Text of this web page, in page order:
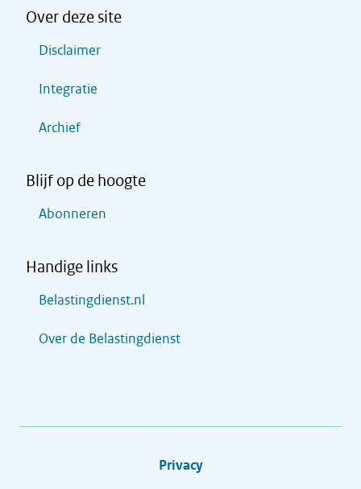
Over deze site
Disclaimer
Integratie
Archief
Blijf op de hoogte
Abonneren
Handige links
Belastingdienst.nl
Over de Belastingdienst
Privacy